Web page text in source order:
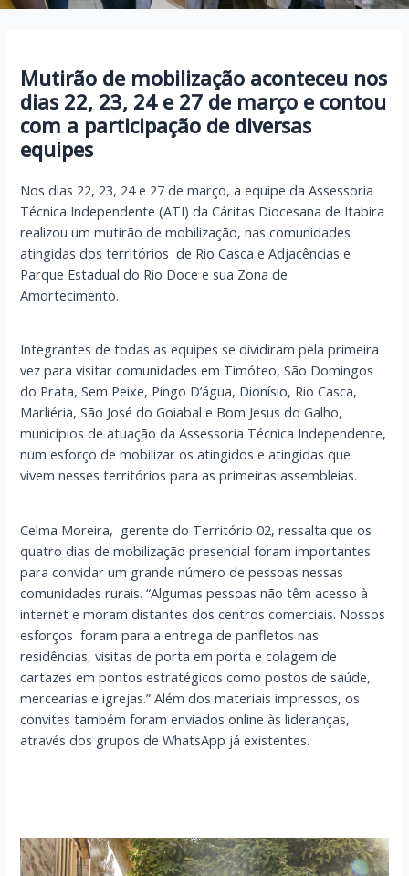
Mutirão de mobilização aconteceu nos
dias 22, 23, 24 e 27 de março e contou
com a participação de diversas
equipes
Nos dias 22, 23, 24 e 27 de março, a equipe da Assessoria
Técnica Independente (ATI) da Cáritas Diocesana de Itabira
realizou um mutirão de mobilização, nas comunidades
atingidas dos territórios de Rio Casca e Adjacências e
Parque Estadual do Rio Doce e sua Zona de
Amortecimento.
Integrantes de todas as equipes se dividiram pela primeira
vez para visitar comunidades em Timóteo, São Domingos
do Prata, Sem Peixe, Pingo D’água, Dionísio, Rio Casca,
Marliéria, São José do Goiabal e Bom Jesus do Galho,
municípios de atuação da Assessoria Técnica Independente,
num esforço de mobilizar os atingidos e atingidas que
vivem nesses territórios para as primeiras assembleias.
Celma Moreira, gerente do Território 02, ressalta que os
quatro dias de mobilização presencial foram importantes
para convidar um grande número de pessoas nessas
comunidades rurais. “Algumas pessoas não têm acesso à
internet e moram distantes dos centros comerciais. Nossos
esforços foram para a entrega de panfletos nas
residências, visitas de porta em porta e colagem de
cartazes em pontos estratégicos como postos de saúde,
mercearias e igrejas.” Além dos materiais impressos, os
convites também foram enviados online às lideranças,
através dos grupos de WhatsApp já existentes.